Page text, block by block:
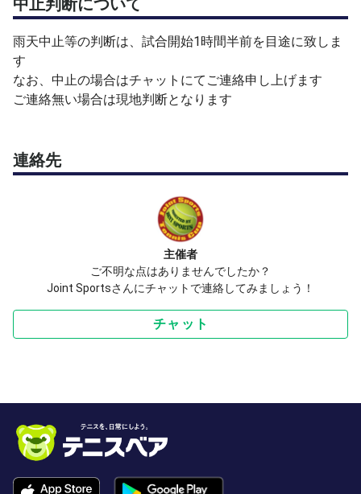
中止判断について
雨天中止等の判断は、試合開始1時間半前を目途に致しま
す
なお、中止の場合はチャットにてご連絡申し上げます
ご連絡無い場合は現地判断となります
連絡先
主催者
ご不明な点はありませんでしたか？
Joint Sportsさんにチャットで連絡してみましょう！
チャット